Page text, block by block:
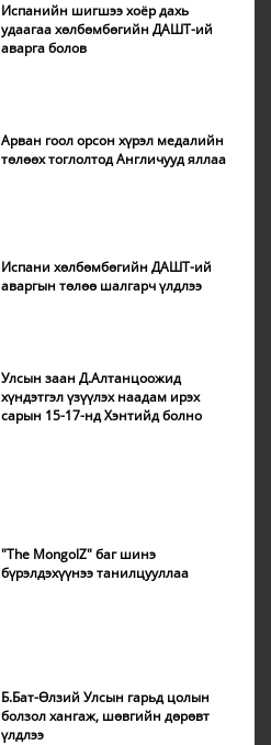
Испанийн шигшээ хоёр дахь
удаагаа хөлбөмбөгийн ДАШТ-ий
аварга болов
Арван гоол орсон хүрэл медалийн
төлөөх тоглолтод Англичууд яллаа
Испани хөлбөмбөгийн ДАШТ-ий
аваргын төлөө шалгарч үлдлээ
Улсын заан Д.Алтанцоожид
хүндэтгэл үзүүлэх наадам ирэх
сарын 15-17-нд Хэнтийд болно
"The MongolZ" баг шинэ
бүрэлдэхүүнээ танилцууллаа
Б.Бат-Өлзий Улсын гарьд цолын
болзол хангаж, шөвгийн дөрөвт
үлдлээ